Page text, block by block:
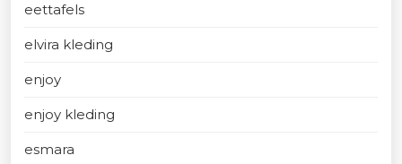
eettafels
elvira kleding
enjoy
enjoy kleding
esmara